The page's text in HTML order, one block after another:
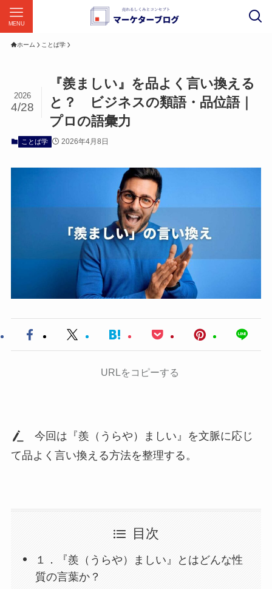
MENU
ホーム ことば学
『羨ましい』を品よく言い換える
と？ ビジネスの類語・品位語｜
プロの語彙力
2026
4/28
ことば学 2026年4月8日
URLをコピーする
今回は『羨（うらや）ましい』を文脈に応じ
て品よく言い換える方法を整理する。
目次
１．『羨（うらや）ましい』とはどんな性
質の言葉か？